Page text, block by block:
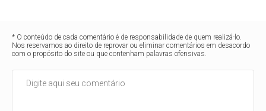
* O conteúdo de cada comentário é de responsabilidade de quem realizá-lo.
Nos reservamos ao direito de reprovar ou eliminar comentários em desacordo
com o propósito do site ou que contenham palavras ofensivas.